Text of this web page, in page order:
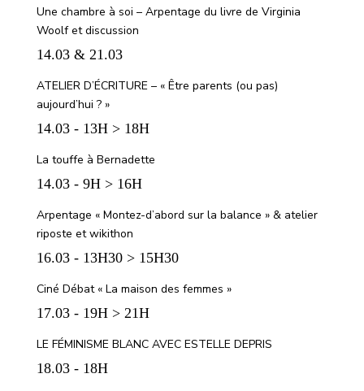
Une chambre à soi – Arpentage du livre de Virginia
Woolf et discussion
14.03 & 21.03
ATELIER D’ÉCRITURE – « Être parents (ou pas)
aujourd’hui ? »
14.03 - 13H > 18H
La touffe à Bernadette
14.03 - 9H > 16H
Arpentage « Montez-d’abord sur la balance » & atelier
riposte et wikithon
16.03 - 13H30 > 15H30
Ciné Débat « La maison des femmes »
17.03 - 19H > 21H
LE FÉMINISME BLANC AVEC ESTELLE DEPRIS
18.03 - 18H